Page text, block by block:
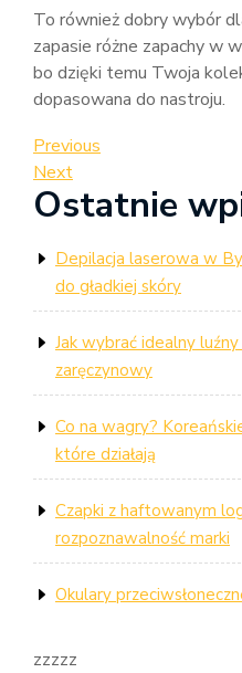
To również dobry wybór
zapasie różne zapachy w
bo dzięki temu Twoja
dopasowana do nastroju.
Nawigacja
wpisu
Previous
Post
Previous
Next
Post
Next
Ostatnie
Depilacja laserowa w
do gładkiej skóry
Jak wybrać idealny
zaręczynowy
Co na wagry?
które działają
Czapki z haftowanym
rozpoznawalność marki
Okulary
zzzzz